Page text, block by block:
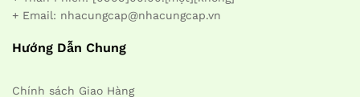
+ Email: nhacungcap@nhacungcap.vn
Hướng Dẫn Chung
Chính sách Giao Hàng